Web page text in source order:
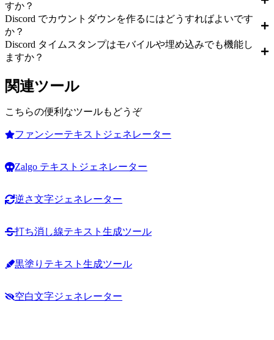
すか？
Discord でカウントダウンを作るにはどうすればよいです
か？
Discord タイムスタンプはモバイルや埋め込みでも機能し
ますか？
関連ツール
こちらの便利なツールもどうぞ
ファンシーテキストジェネレーター
Zalgo テキストジェネレーター
逆さ文字ジェネレーター
打ち消し線テキスト生成ツール
黒塗りテキスト生成ツール
空白文字ジェネレーター